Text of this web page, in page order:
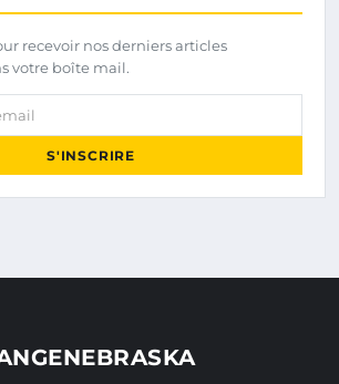
recevoir nos derniers articles
votre boîte mail.
S'INSCRIRE